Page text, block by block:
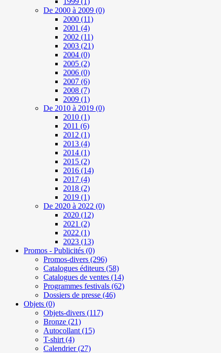
De 2000 à 2009 (0)
2000 (11)
2001 (4)
2002 (11)
2003 (21)
2004 (0)
2005 (2)
2006 (0)
2007 (6)
2008 (7)
2009 (1)
De 2010 à 2019 (0)
2010 (1)
2011 (6)
2012 (1)
2013 (4)
2014 (1)
2015 (2)
2016 (14)
2017 (4)
2018 (2)
2019 (1)
De 2020 à 2022 (0)
2020 (12)
2021 (2)
2022 (1)
2023 (13)
Promos - Publicités (0)
Promos-divers (296)
Catalogues éditeurs (58)
Catalogues de ventes (14)
Programmes festivals (62)
Dossiers de presse (46)
Objets (0)
Objets-divers (117)
Bronze (21)
Autocollant (15)
T-shirt (4)
Calendrier(27)